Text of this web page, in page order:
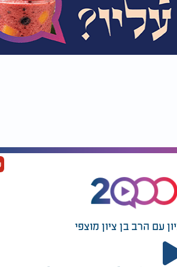
שמתקבלת תערובת אחידה ודביקה.​
עד שהבצק מתקשה וניתן לעבוד
נדיבה של אבקת סוכר בעזרת נפה
לפני שמעבירים לכלי אחסון, בזמן
שהן מתאימות כמעט לכל סיטואציה
בקופסה אטומה ולהגיש בכל רגע
אותן לאופציה נוחה במיוחד
מתוצאה שנראית כאילו יצאה
קבוע במטבחים רבים ולמתכון
עם הרב בן ציון מוצפי